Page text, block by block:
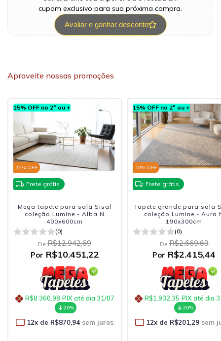
cupom exclusivo para sua próxima compra.
Avaliar e ganhar desconto
Aproveite nossas promoções
15% OFF no 2º ou +
19% OFF
Frete grátis
Mega tapete para sala Sisal
coleção Lumine - Alba N
400x600cm
(0)
De R$12.942,69
Por R$10.451,22
R$8.360,98 PIX até dia 31/07
20%
12x de R$870,94 sem juros
15% OFF no 2º ou +
10% OFF
Frete grátis
Tapete grande para sala
coleção Lumine - Aura
190x300cm
(0)
De R$2.669,69
Por R$2.415,44
R$1.932,35 PIX até dia
20%
12x de R$201,29 sem